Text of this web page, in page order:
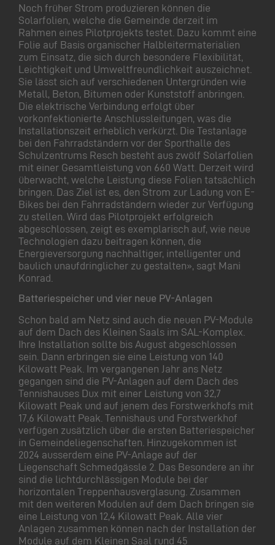
Noch früher Strom produzieren können die
Solarfolien, welche die Gemeinde derzeit im
Rahmen eines Pilotprojekts testet. Dazu kommt eine
Folie auf Basis organischer Halbleitermaterialien
zum Einsatz, die sich durch besondere Flexibilität,
Leichtigkeit und Umweltfreundlichkeit auszeichnet.
Sie lässt sich auf verschiedenen Untergründen wie
Metall, Beton, Bitumen oder Kunststoff anbringen.
Die elektrische Verbindung erfolgt über
vorkonfektionierte Anschlussleitungen, was die
Installationszeit erheblich verkürzt. Die Testanlage
bei den Fahrradständern vor der Sporthalle des
Schulzentrums Resch besteht aus zwölf Solarfolien
mit einer Gesamtleistung von 660 Watt. Derzeit wird
überwacht, welche Leistung diese Folien tatsächlich
bringen. Das Ziel ist es, den Strom zur Ladung von E-
Bikes bei den Fahrradständern wieder zur Verfügung
zu stellen. Wird das Pilotprojekt erfolgreich
abgeschlossen, zeigt es exemplarisch auf, wie neue
Technologien dazu beitragen können, die
Energieversorgung nachhaltiger, intelligenter und
baulich unaufdringlicher zu gestalten», sagt Mani
Konrad.
Batteriespeicher und vier neue PV-Anlagen
Schon bald am Netz sind auch die neuen PV-Module
auf dem Dach des Kleinen Saals im SAL-Komplex.
Ihre Installation sollte bis August abgeschlossen
sein. Dann erbringen sie eine Leistung von 140
Kilowatt Peak. Im vergangenen Jahr ans Netz
gegangen sind die PV-Anlagen auf dem Dach des
Tennishauses Dux mit einer Leistung von 32,7
Kilowatt Peak und auf jenem des Forstwerkhofs mit
17,6 Kilowatt Peak. Tennishaus und Forstwerkhof
verfügen zusätzlich über die ersten Batteriespeicher
in Gemeindeliegenschaften. Hinzugekommen ist
2024 ausserdem eine PV-Anlage auf der
Liegenschaft Schmedgässle 2. Das Besondere an ihr
sind die lichtdurchlässigen Module bei der
horizontalen Treppenhausverglasung. Zusammen
mit den weiteren Modulen auf dem Dach bringen sie
eine Leistung von 12,4 Kilowatt Peak. Alle vier
Anlagen zusammen können nach der Installation der
Module auf dem Kleinen Saal rund 45